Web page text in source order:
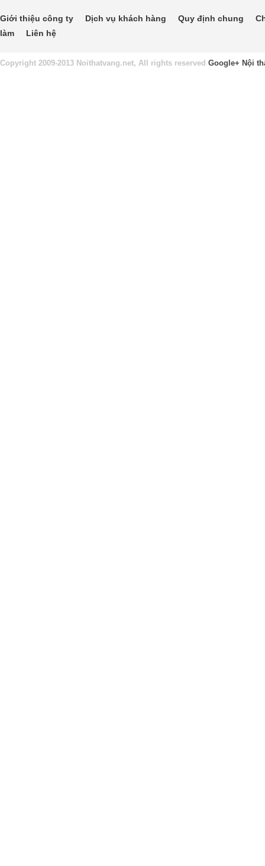
Giới thiệu công ty Dịch vụ khách hàng Quy định chung
làm
Liên hệ
Copyright 2009-2013 Noithatvang.net, All rights reserved Google+ Nội